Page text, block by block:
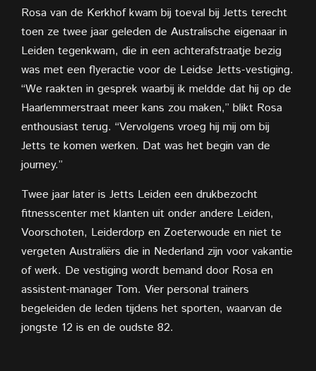
Rosa van de Kerkhof kwam bij toeval bij Jetts terecht
toen ze twee jaar geleden de Australische eigenaar in
Leiden tegenkwam, die in een achterafstraatje bezig
was met een flyeractie voor de Leidse Jetts-vestiging.
“We raakten in gesprek waarbij ik meldde dat hij op de
Haarlemmerstraat meer kans zou maken,” blikt Rosa
enthousiast terug. “Vervolgens vroeg hij mij om bij
Jetts te komen werken. Dat was het begin van de
journey.”
Twee jaar later is Jetts Leiden een drukbezocht
fitnesscenter met klanten uit onder andere Leiden,
Voorschoten, Leiderdorp en Zoeterwoude en niet te
vergeten Australiërs die in Nederland zijn voor vakantie
of werk. De vestiging wordt bemand door Rosa en
assistent-manager Tom. Vier personal trainers
begeleiden de leden tijdens het sporten, waarvan de
jongste 12 is en de oudste 82.